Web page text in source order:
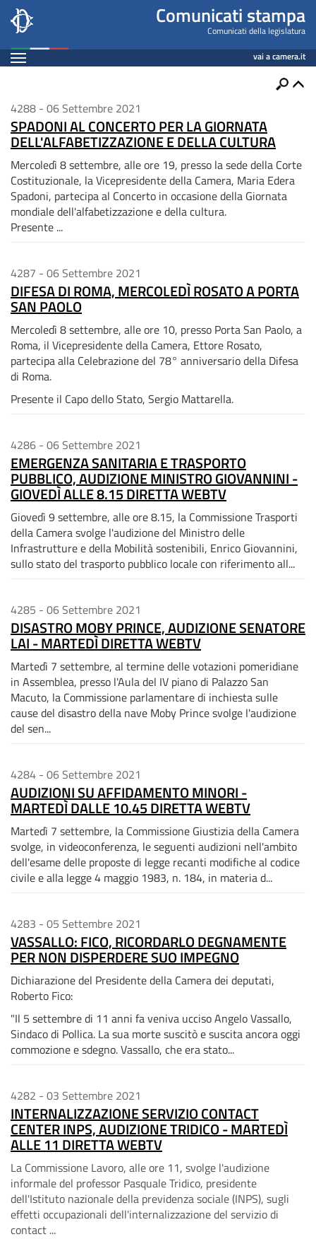
Salta
contenuto
principale
Comunicati
Stampa
Comunicati stampa
Comunicati della legislatura
Espandi vai a camera.it
Contenuto
Comunicati
Stampa
4288 - 06 Settembre 2021
SPADONI AL CONCERTO PER LA GIORNATA
DELL'ALFABETIZZAZIONE E DELLA CULTURA
Mercoledì 8 settembre, alle ore 19, presso la sede della Corte
Costituzionale, la Vicepresidente della Camera, Maria Edera
Spadoni, partecipa al Concerto in occasione della Giornata
mondiale dell'alfabetizzazione e della cultura.
Presente ...
4287 - 06 Settembre 2021
DIFESA DI ROMA, MERCOLEDÌ ROSATO A PORTA
SAN PAOLO
Mercoledì 8 settembre, alle ore 10, presso Porta San Paolo, a
Roma, il Vicepresidente della Camera, Ettore Rosato,
partecipa alla Celebrazione del 78° anniversario della Difesa
di Roma.
Presente il Capo dello Stato, Sergio Mattarella.
4286 - 06 Settembre 2021
EMERGENZA SANITARIA E TRASPORTO
PUBBLICO, AUDIZIONE MINISTRO GIOVANNINI -
GIOVEDÌ ALLE 8.15 DIRETTA WEBTV
Giovedì 9 settembre, alle ore 8.15, la Commissione Trasporti
della Camera svolge l'audizione del Ministro delle
Infrastrutture e della Mobilità sostenibili, Enrico Giovannini,
sullo stato del trasporto pubblico locale con riferimento all...
4285 - 06 Settembre 2021
DISASTRO MOBY PRINCE, AUDIZIONE SENATORE
LAI - MARTEDÌ DIRETTA WEBTV
Martedì 7 settembre, al termine delle votazioni pomeridiane
in Assemblea, presso l'Aula del IV piano di Palazzo San
Macuto, la Commissione parlamentare di inchiesta sulle
cause del disastro della nave Moby Prince svolge l'audizione
del sen...
4284 - 06 Settembre 2021
AUDIZIONI SU AFFIDAMENTO MINORI -
MARTEDÌ DALLE 10.45 DIRETTA WEBTV
Martedì 7 settembre, la Commissione Giustizia della Camera
svolge, in videoconferenza, le seguenti audizioni nell'ambito
dell'esame delle proposte di legge recanti modifiche al codice
civile e alla legge 4 maggio 1983, n. 184, in materia d...
4283 - 05 Settembre 2021
VASSALLO: FICO, RICORDARLO DEGNAMENTE
PER NON DISPERDERE SUO IMPEGNO
Dichiarazione del Presidente della Camera dei deputati,
Roberto Fico:
"Il 5 settembre di 11 anni fa veniva ucciso Angelo Vassallo,
Sindaco di Pollica. La sua morte suscitò e suscita ancoraoggi
commozione e sdegno. Vassallo, che era stato...
4282 - 03 Settembre 2021
INTERNALIZZAZIONE SERVIZIO CONTACT
CENTER INPS, AUDIZIONE TRIDICO - MARTEDÌ
ALLE 11 DIRETTA WEBTV
La Commissione Lavoro, alle ore 11, svolge l'audizione
informale del professor Pasquale Tridico, presidente
dell'Istituto nazionale della previdenza sociale (INPS), sugli
effetti occupazionali dell'internalizzazione del servizio di
contact ...